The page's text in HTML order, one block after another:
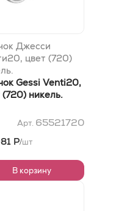
Джесси
цвет (720)
Gessi Venti20,
(720) никель.
Арт. 65521720
Р/шт
В корзину